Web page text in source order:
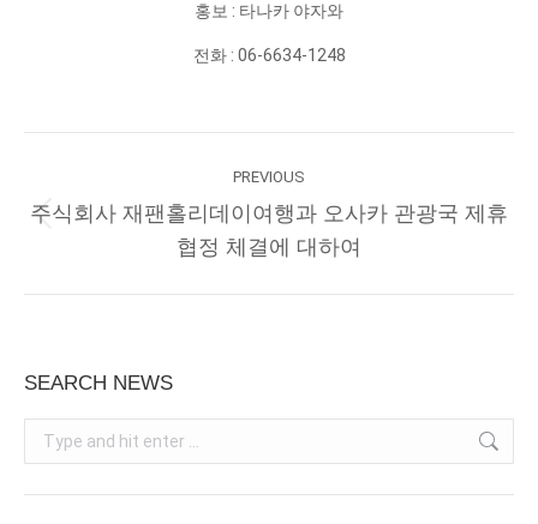
홍보 : 타나카 야자와
전화 : 06-6634-1248
PREVIOUS
Previous
post:
주식회사 재팬홀리데이여행과 오사카 관광국 제휴
협정 체결에 대하여
SEARCH NEWS
Search: